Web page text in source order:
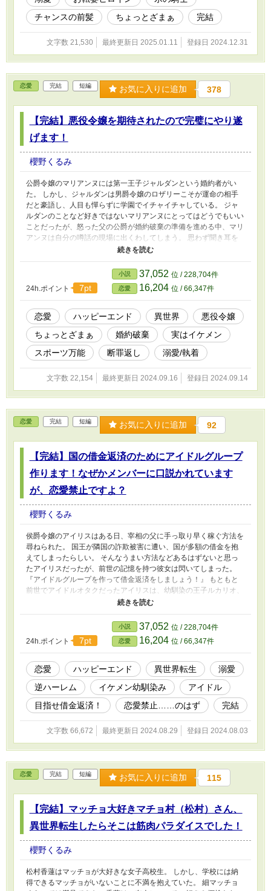
チャンスの前髪
ちょっとざまぁ 完結
文字数 21,530 最終更新日 2025.01.11 登録日 2024.12.31
恋愛 完結 短編 お気に入りに追加 378
【完結】悪役令嬢を期待されたので完璧にやり遂
げます！
櫻野くるみ
公爵令嬢のマリアンヌには第一王子ジャルダンという婚約者がい
た。 しかし、ジャルダンは男爵令嬢のロザリーこそが運命の相手
だと豪語し、人目も憚らずに学園でイチャイチャしている。 ジャ
ルダンのことなど好きではないマリアンヌにとってはどうでもいい
ことだったが、怒った父の公爵が婚約破棄の準備を進める中、マリ
アンヌは自分の噂話の現場に出くわしてしまう。 思わず聞き耳を
立てると、最初はジャルダンとロザリーの非常識な振舞いに腹を立
てているありきたりな内容は、次第にマリアンヌが悪役令嬢となっ
てロザリーにお灸をすえて欲しいという要望に変わっていき――
公爵令嬢として周囲の期待に応えることをモットーとして生きてき
たマリアンヌは、完璧な悪役令嬢となってロザリーに嫌がらせを行
うことを決意する。 人並み外れた脚力と腕力を活かしてヒロイン
に嫌がらせを行い、自分のアリバイをばっちり作って断罪返しをす
る悪役令嬢……を期待された公爵令嬢のお話です。 ゆるい短編な
ので、楽しんでいただけたら嬉しいです。 完結しました。
24h.ポイント 7pt
小説 37,052 位 / 228,704件
恋愛 16,204 位 / 66,347件
恋愛 ハッピーエンド 異世界
悪役令嬢
ちょっとざまぁ
婚約破棄
実はイケメン
スポーツ万能
断罪返し 溺愛/執着
文字数 22,154 最終更新日 2024.09.16 登録日 2024.09.14
恋愛 完結 短編 お気に入りに追加 92
【完結】国の借金返済のためにアイドルグループ
作ります！なぜかメンバーに口説かれています
が、恋愛禁止ですよ？
櫻野くるみ
侯爵令嬢のアイリスはある日、宰相の父に手っ取り早く稼ぐ方法を
尋ねられた。 国王が隣国の詐欺被害に遭い、国が多額の借金を抱
えてしまったらしい。 そんなうまい方法などあるはずないと思っ
たアイリスだったが、前世の記憶を持つ彼女は閃いてしまった。
『アイドルグループを作って借金返済をしましょう！』 もともと
前世でアイドルオタクだったアイリスは、幼馴染の王子ルカリオ、
騎士団長の息子キース、魔術師団長の息子レンというイケメン三人
組でアイドルグループを結成することを提案する。 渋る彼らを宥
めたアイリスは影のプロデューサーとなり、借金返済の為に奮闘す
るのだが――。 グループ名やデビュー曲はどうするか、ファンク
ラブの開設などやることは盛りだくさん。 しかも、なぜだかメン
バーの三人がアイリスを口説き始めて？ いやいや、アイドルって
恋愛禁止ですよ？ 思い付きで異世界で初のアイドルを生み出した
アイリスが、社交界の夫人・令嬢を巻き込み、ジャカジャカ儲ける
中で逆ハーされるお話です。 軽く読めるご都合主義なお話です。
ストレスフリーなので、楽しんでいただけると嬉しいです。 以
前、『国の借金がすごいので、王子と、騎士団長の息子と、宮廷魔
術師団長の息子でアイドルグループ結成します！え？恋愛禁止です
けど！？』というタイトルで数話書いていたのですが、大幅に修正
が必要になった為、今回設定だけ同じ別のお話として書き直しまし
24h.ポイント 7pt
小説 37,052 位 / 228,704件
恋愛 16,204 位 / 66,347件
恋愛 ハッピーエンド 異世界転生
溺愛
逆ハーレム
イケメン幼馴染み
アイドル
目指せ借金返済！
恋愛禁止……のはず 完結
文字数 66,672 最終更新日 2024.08.29 登録日 2024.08.03
恋愛 完結 短編 お気に入りに追加 115
【完結】マッチョ大好きマチョ村（松村）さん、
異世界転生したらそこは筋肉パラダイスでした！
櫻野くるみ
松村香蓮はマッチョが大好きな女子高校生。 しかし、学校には納
得できるマッチョがいないことに不満を抱えていた。 細マッチョ